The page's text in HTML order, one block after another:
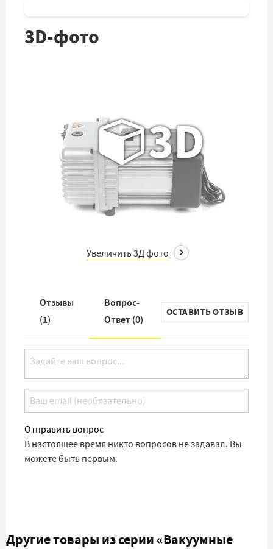
3D-фото
3D
Увеличить 3Д фото
Отзывы
(1)
Вопрос-
Ответ (0)
ОСТАВИТЬ ОТЗЫВ
Отправить вопрос
В настоящее время никто вопросов не задавал. Вы
можете быть первым.
Другие товары из серии«Вакуумные